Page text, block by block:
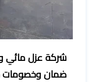
شركة عزل مائي
ضمان وخصومات